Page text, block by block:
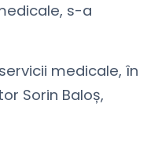
s-a
medicale, în
Sorin Baloș,